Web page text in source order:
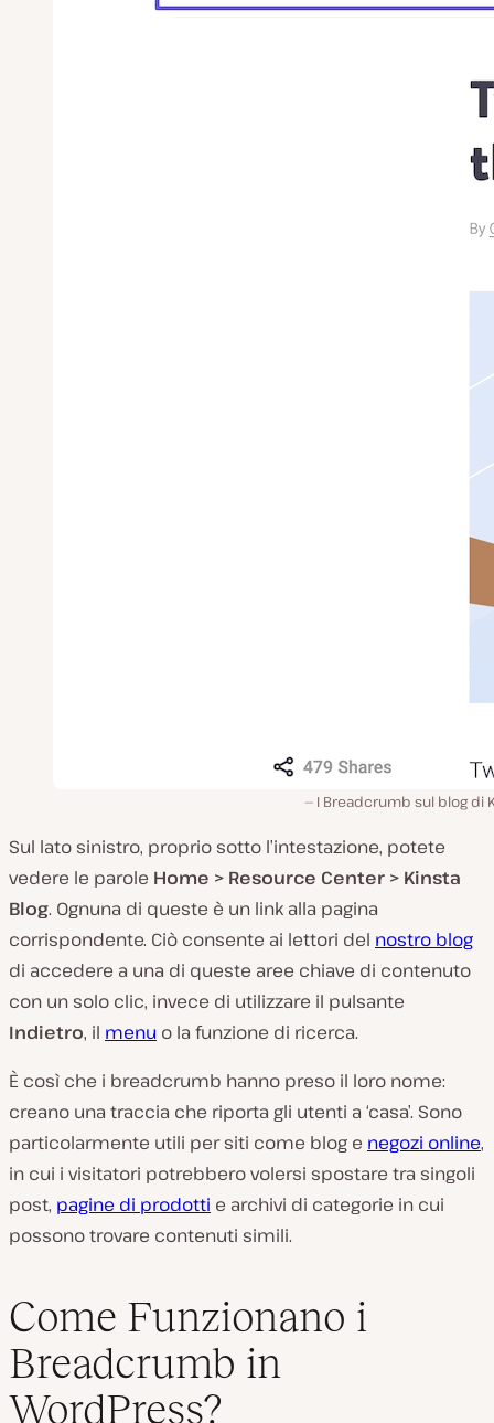
I Breadcrumb sul blog di
Sul lato sinistro, proprio sotto l’intestazione, potete
vedere le parole Home > Resource Center > Kinsta
Blog. Ognuna di queste è un link alla pagina
corrispondente. Ciò consente ai lettori del nostro blog
di accedere a una di queste aree chiave di contenuto
con un solo clic, invece di utilizzare il pulsante
Indietro, il menu o la funzione di ricerca.
È così che i breadcrumb hanno preso il loro nome:
creano una traccia che riporta gli utenti a ‘casa’. Sono
particolarmente utili per siti come blog e negozi online,
in cui i visitatori potrebbero volersi spostare tra singoli
post, pagine di prodotti e archivi di categorie in cui
possono trovare contenuti simili.
Come Funzionano i
Breadcrumb in
WordPress?